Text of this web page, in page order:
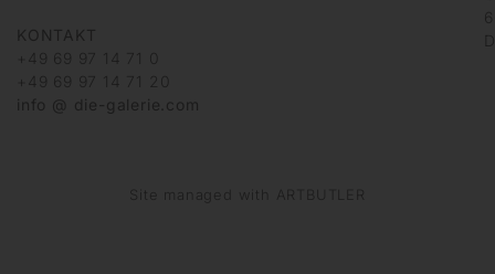
KONTAKT
+49 69 97 14 71 0
+49 69 97 14 71 20
info @ die-galerie.com
Site managed with ARTBUTLER